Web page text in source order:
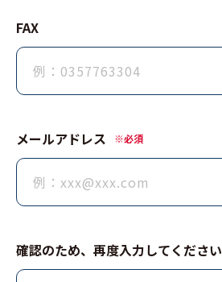
FAX
メールアドレス ※必須
確認のため、再度⼊⼒してください